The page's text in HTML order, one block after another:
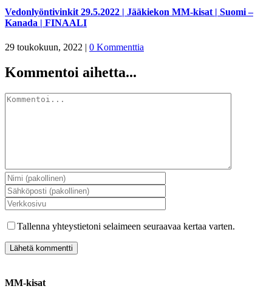
Vedonlyöntivinkit 29.5.2022 | Jääkiekon MM-kisat | Suomi –
Kanada | FINAALI
29 toukokuun, 2022 | 0 Kommenttia
Kommentoi aihetta...
Kommentti
Tallenna yhteystietoni selaimeen seuraavaa kertaa varten.
MM-kisat